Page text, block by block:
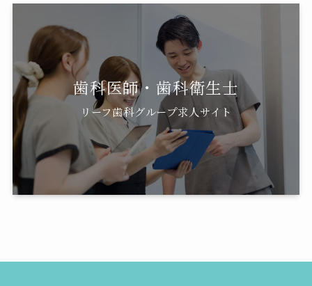
歯科医師・歯科衛生士
リーフ歯科グループ求人サイト